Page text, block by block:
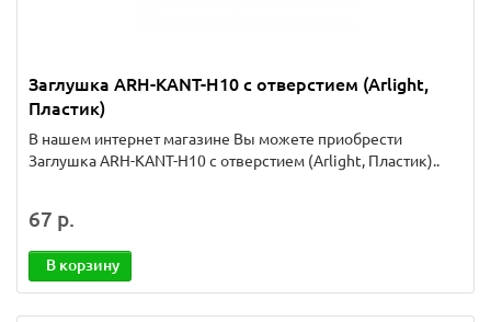
Заглушка ARH-KANT-H10 с отверстием (Arlight,
Пластик)
В нашем интернет магазине Вы можете приобрести
Заглушка ARH-KANT-H10 с отверстием (Arlight, Пластик)..
67 р.
В корзину